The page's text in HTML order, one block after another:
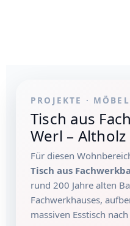
PROJEKTE ·
Tisch aus
Werl –
Für diesen
Tisch aus
rund 200 Jahre alten
Fachwerkhauses,
massiven Esstisch